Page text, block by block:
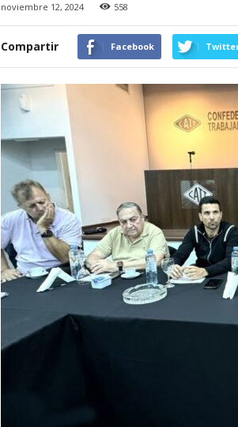
noviembre 12, 2024 558
Compartir Facebook